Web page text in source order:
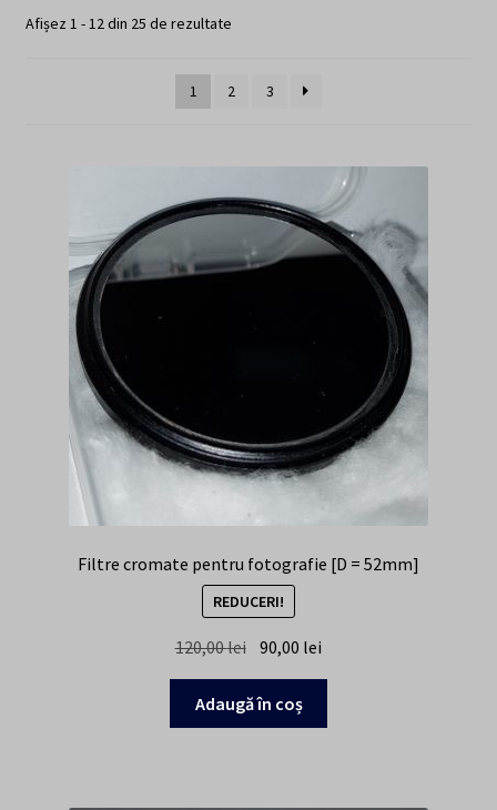
Finalizare comanda
Afișez 1 - 12 din 25 de rezultate
1 2 3
Filtre cromate pentru fotografie [D = 52mm]
REDUCERI!
120,00lei Prețul
a
fost:
90,00 lei
90,00 lei.
Adaugă în coș